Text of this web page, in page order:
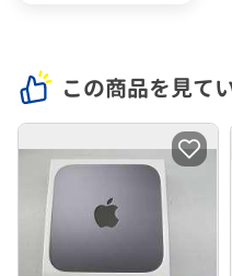
この商品を見て